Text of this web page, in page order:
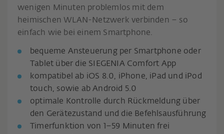
wenigen Minuten problemlos mit dem
heimischen WLAN-Netzwerk verbinden – so
einfach wie bei einem Smartphone.
bequeme Ansteuerung per Smartphone oder
Tablet über die SIEGENIA Comfort App
kompatibel ab iOS 8.0, iPhone, iPad und iPod
touch, sowie ab Android 5.0
optimale Kontrolle durch Rückmeldung über
den Gerätezustand und die Befehlsausführung
Timerfunktion von 1–59 Minuten frei